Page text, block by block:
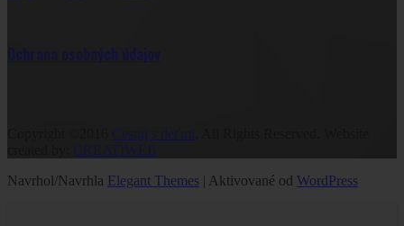
Ochrana osobných údajov
Cestuj s deťmi
CREATIWEB
Navrhol/Navrhla Elegant Themes | Aktivované od WordPress